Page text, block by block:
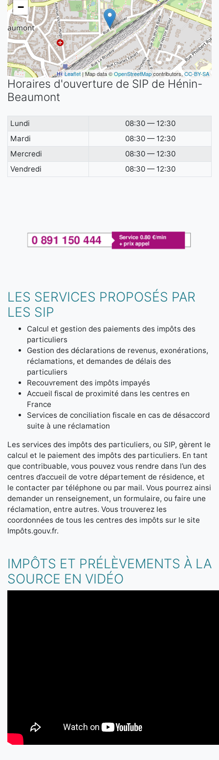
−
Leaflet| Map data ©OpenStreetMapcontributors,CC-BY-SA
Horaires d'ouverture de SIP de Hénin-
Beaumont
Lundi
08:30 — 12:30
Mardi
08:30 — 12:30
Mercredi
08:30 — 12:30
Vendredi
08:30 — 12:30
LES SERVICES PROPOSÉS PAR
LES SIP
Calcul et gestion des paiements des impôts des
particuliers
Gestion des déclarations de revenus, exonérations,
réclamations, et demandes de délais des
particuliers
Recouvrement des impôts impayés
Accueil fiscal de proximité dans les centres en
France
Services de conciliation fiscale en cas de désaccord
suite à une réclamation
Les services des impôts des particuliers, ou SIP, gèrent le
calcul et le paiement des impôts des particuliers. En tant
que contribuable, vous pouvez vous rendre dans l’un des
centres d’accueil de votre département de résidence, et
le contacter par téléphone ou par mail. Vous pourrez ainsi
demander un renseignement, un formulaire, ou faire une
réclamation, entre autres. Vous trouverez les
coordonnées de tous les centres des impôts sur le site
Impôts.gouv.fr.
IMPÔTS ET PRÉLÈVEMENTS À LA
SOURCE EN VIDÉO